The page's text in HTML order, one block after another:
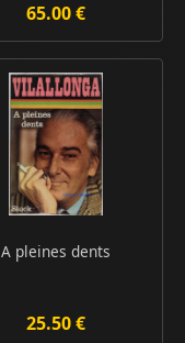
65.00 €
A pleines dents
25.50 €